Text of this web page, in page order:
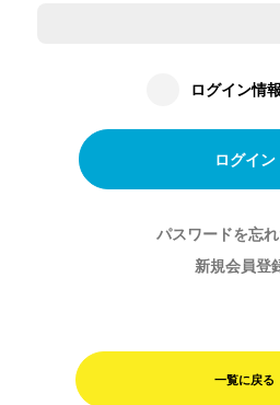
ログイン情
パスワードを忘
新規会員登
一覧に戻る